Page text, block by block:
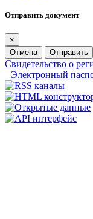
Отправить документ
×
Отмена
Отправить
Свидетельство о
Электронный